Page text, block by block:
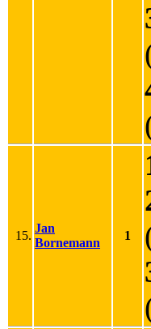
15.
Jan
Bornemann
1